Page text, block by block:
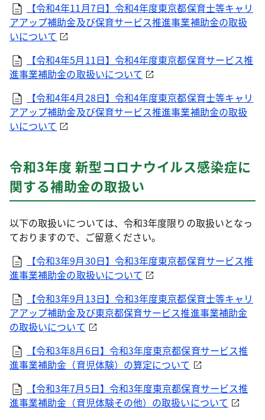
【令和4年11月7日】令和4年度東京都保育士等キャリ
アアップ補助金及び保育サービス推進事業補助金の取扱
いについて
【令和4年5月11日】令和4年度東京都保育サービス推
進事業補助金の取扱いについて
【令和4年4月28日】令和4年度東京都保育士等キャリ
アアップ補助金及び保育サービス推進事業補助金の取扱
いについて
令和3年度 新型コロナウイルス感染症に
関する補助金の取扱い
以下の取扱いについては、令和3年度限りの取扱いとなっ
ておりますので、ご留意ください。
【令和3年9月30日】令和3年度東京都保育サービス推
進事業補助金の取扱いについて
【令和3年9月13日】令和3年度東京都保育士等キャリ
アアップ補助金及び東京都保育サービス推進事業補助金
の取扱いについて
【令和3年8月6日】令和3年度東京都保育サービス推
進事業補助金（育児体験）の算定について
【令和3年7月5日】令和3年度東京都保育サービス推
進事業補助金（育児体験その他）の取扱いについて